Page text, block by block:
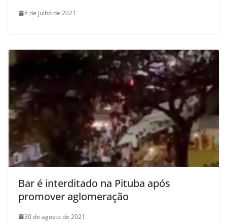
8 de julho de 2021
Bar é interditado na Pituba após
promover aglomeração
30 de agosto de 2021